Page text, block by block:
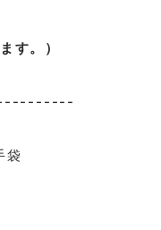
す。）